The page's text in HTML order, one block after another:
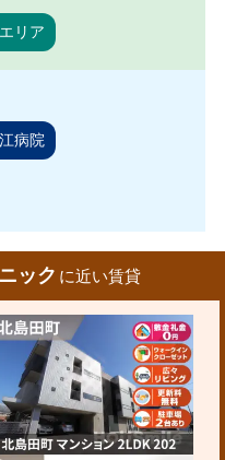
リア
病院
ック に近い賃貸